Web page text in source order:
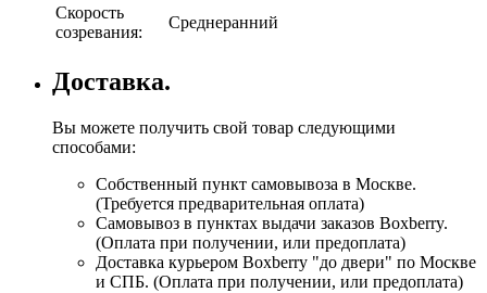
Скорость
созревания:
Среднеранний
Доставка.
Вы можете получить свой товар следующими
способами:
Собственный пункт самовывоза в Москве.
(Требуется предварительная оплата)
Самовывоз в пунктах выдачи заказов Boxberry.
(Оплата при получении, или предоплата)
Доставка курьером Boxberry "до двери" по Москве
и СПБ. (Оплата при получении, или предоплата)